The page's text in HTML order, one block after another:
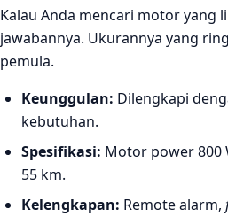
Kalau Anda mencari motor yang
jawabannya. Ukurannya yang
pemula.
Keunggulan: Dilengkapi
kebutuhan.
Spesifikasi: Motor power 800
55 km.
Kelengkapan: Remote alarm,